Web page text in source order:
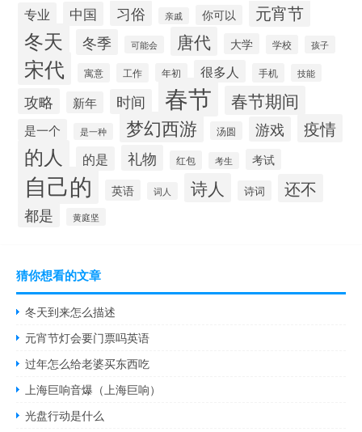
专业 中国 习俗 亲戚 你可以 元宵节
冬天 冬季 可能会 唐代 大学 学校 孩子
宋代 寓意 工作 年初 很多人 手机 技能
攻略 新年 时间 春节 春节期间
是一个 是一种 梦幻西游 汤圆 游戏 疫情
的人 的是 礼物 红包 考生 考试
自己的 英语 词人 诗人 诗词 还不
都是 黄庭坚
猜你想看的文章
冬天到来怎么描述
元宵节灯会要门票吗英语
过年怎么给老婆买东西吃
上海巨响音爆（上海巨响）
光盘行动是什么